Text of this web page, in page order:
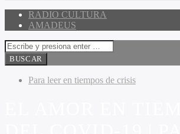
RADIO CULTURA
AMADEUS
Para leer en tiempos de crisis